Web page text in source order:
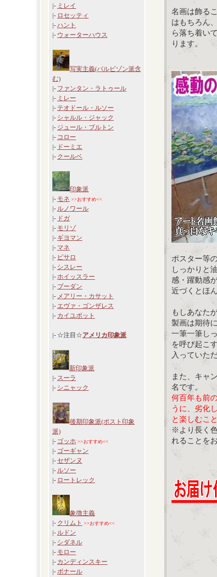
|- ミレイ
|- ロセッティ
|- ハント
|- ウォーターハウス
写実主義(バルビゾン派含
む)
|- ファンタン・ラトゥール
|- ミレー
|- テオドール・ルソー
|- シャルル・ジャック
|- ジュール・ブルトン
|- コロー
|- ドーミエ
|- クールベ
印象派
|- モネ >>おすすめ<<
|- ルノワール
|- ドガ
|- モリゾ
|- ギヨマン
|- マネ
|- ピサロ
|- シスレー
|- ホイッスラー
|- ブーダン
|- メアリー・カサット
|- エヴァ・ゴンザレス
|- カイユボット
|- ☆注目☆アメリカ印象派
新印象派
|- スーラ
|- シニャック
後期印象派(ポスト印象
派)
|- ゴッホ >>おすすめ<<
|- ゴーギャン
|- セザンヌ
|- ルソー
|- ロートレック
象徴主義
|- クリムト >>おすすめ<<
|- ルドン
|- シダネル
|- モロー
|- カンディンスキー
|- ボナール
名画は飾る
はもちろん
ら落ち着い
ります。
ポスター等
しっかりと
感・躍動感
近づくとほ
もしあなた
製画は期待
一筆一筆し
を呼び起こ
入っていた
また、キャ
名です。
何百年も前
うに、劣化
と楽しむこ
※より長く
れることを